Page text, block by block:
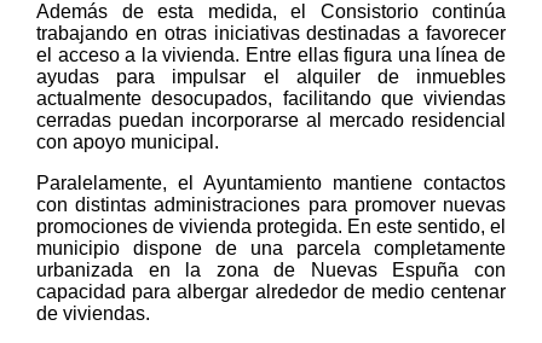
Además de esta medida, el Consistorio continúa
trabajando en otras iniciativas destinadas a favorecer
el acceso a la vivienda. Entre ellas figura una línea de
ayudas para impulsar el alquiler de inmuebles
actualmente desocupados, facilitando que viviendas
cerradas puedan incorporarse al mercado residencial
con apoyo municipal.
Paralelamente, el Ayuntamiento mantiene contactos
con distintas administraciones para promover nuevas
promociones de vivienda protegida. En este sentido, el
municipio dispone de una parcela completamente
urbanizada en la zona de Nuevas Espuña con
capacidad para albergar alrededor de medio centenar
de viviendas.